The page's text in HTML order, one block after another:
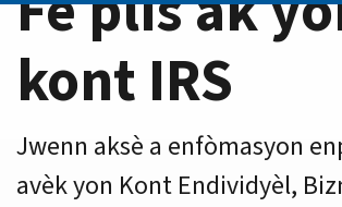
kont IRS
Jwenn aksè a enfòmasyon
avèk yon Kont Endividyèl,